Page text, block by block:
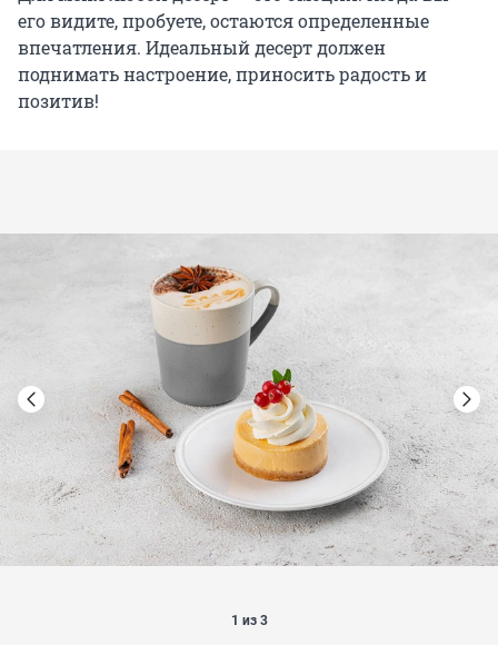
его видите, пробуете, остаются определенные
впечатления. Идеальный десерт должен
поднимать настроение, приносить радость и
позитив!
1 из 3